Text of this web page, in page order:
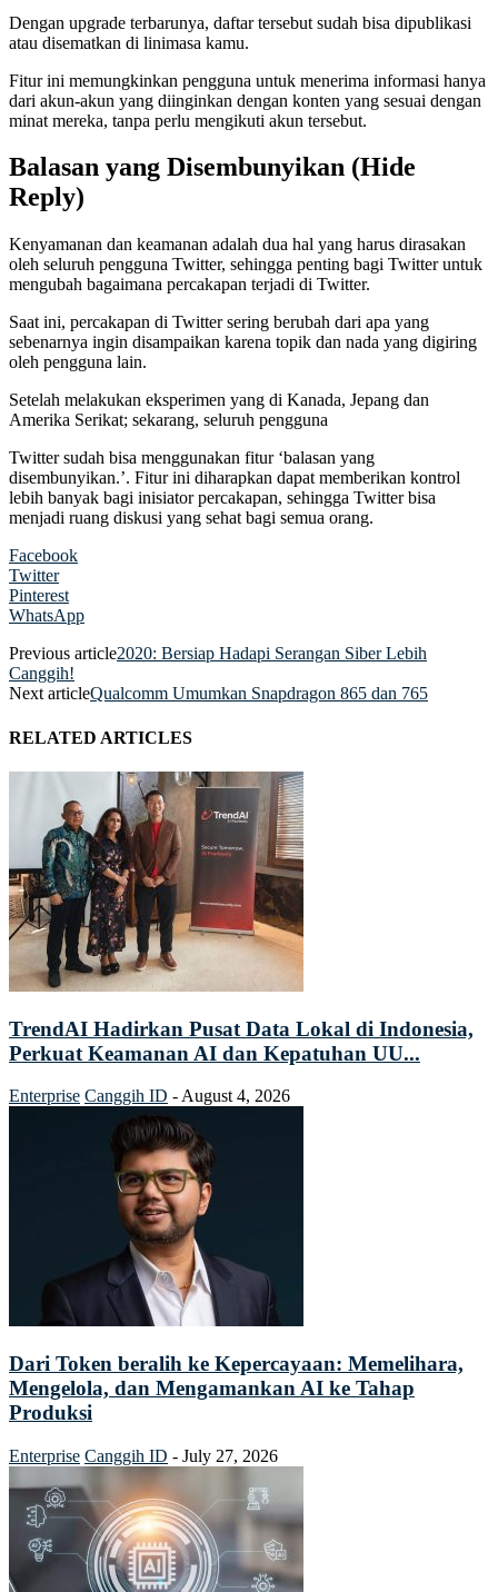
Dengan upgrade terbarunya, daftar tersebut sudah bisa dipublikasi
atau disematkan di linimasa kamu.
Fitur ini memungkinkan pengguna untuk menerima informasi hanya
dari akun-akun yang diinginkan dengan konten yang sesuai dengan
minat mereka, tanpa perlu mengikuti akun tersebut.
Balasan yang Disembunyikan (Hide
Reply)
Kenyamanan dan keamanan adalah dua hal yang harus dirasakan
oleh seluruh pengguna Twitter, sehingga penting bagi Twitter untuk
mengubah bagaimana percakapan terjadi di Twitter.
Saat ini, percakapan di Twitter sering berubah dari apa yang
sebenarnya ingin disampaikan karena topik dan nada yang digiring
oleh pengguna lain.
Setelah melakukan eksperimen yang di Kanada, Jepang dan
Amerika Serikat; sekarang, seluruh pengguna
Twitter sudah bisa menggunakan fitur ‘balasan yang
disembunyikan.’. Fitur ini diharapkan dapat memberikan kontrol
lebih banyak bagi inisiator percakapan, sehingga Twitter bisa
menjadi ruang diskusi yang sehat bagi semua orang.
Facebook
Twitter
Pinterest
WhatsApp
Previous article2020: Bersiap Hadapi Serangan Siber Lebih
Canggih!
Next articleQualcomm Umumkan Snapdragon 865 dan 765
RELATED ARTICLES
TrendAI Hadirkan Pusat Data Lokal di Indonesia,
Perkuat Keamanan AI dan Kepatuhan UU...
Enterprise Canggih ID - August 4, 2026
Dari Token beralih ke Kepercayaan: Memelihara,
Mengelola, dan Mengamankan AI ke Tahap
Produksi
Enterprise Canggih ID - July 27, 2026